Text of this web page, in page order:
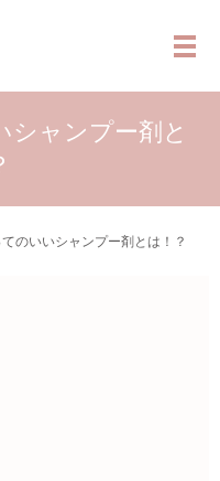
メ
ャンプー剤と
のいいシャンプー剤とは！？